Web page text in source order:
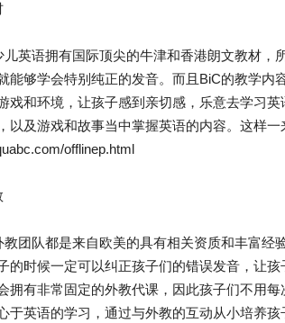
语拥有国际顶尖的牛津和香港朗文教材，
能够学会特别纯正的发音。而且BiC的教学内
戏和环境，让孩子感到亲切感，乐意去学习
以及游戏和故事当中掌握英语的内容。这样一
offlinep.html
队都是来自欧美的具有相关资质和丰富经
的时候一定可以纠正孩子们的错误发音，让
拥有非常固定的外教代课，因此孩子们不用
于英语的学习，通过与外教的互动从小培养孩